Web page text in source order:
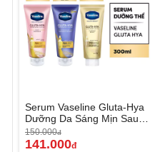
Serum Vaseline Gluta-Hya
Dưỡng Da Sáng Mịn Sau 7
Ngày
150.000đ
141.000đ